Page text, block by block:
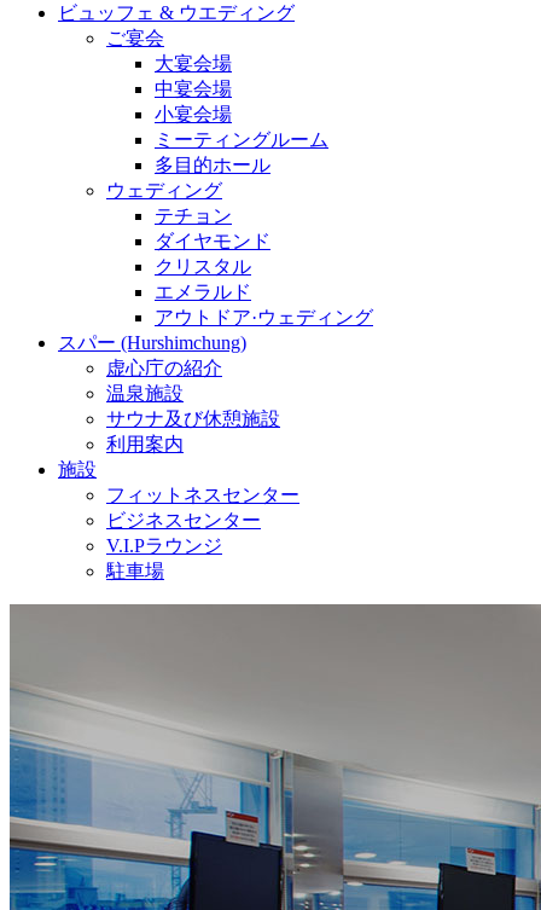
ビュッフェ & ウエディング
ご宴会
大宴会場
中宴会場
小宴会場
ミーティングルーム
多目的ホール
ウェディング
テチョン
ダイヤモンド
クリスタル
エメラルド
アウトドア·ウェディング
スパー (Hurshimchung)
虚心庁の紹介
温泉施設
サウナ及び休憩施設
利用案内
施設
フィットネスセンター
ビジネスセンター
V.I.Pラウンジ
駐車場